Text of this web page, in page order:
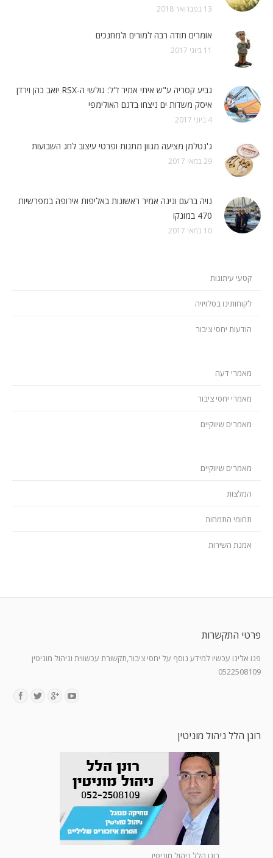
13 בפברואר 2018
אומרים תודה רבה למורים ולמחנכים
11 ביוני 2017
גביע קסריה ע"ש איתי אמיר ז"ל: גולשי ה-RSX יואב כהן וירדן
איסק משדות ים ניצחו בדגם האולימפי
4 ביוני 2017
ג'נטלמן מציעה מגוון מתנות ופרטי עיצוב לחג השבועות
29 במאי 2017
נויה ברעם ונינה אמיר ראשונות באליפות אירופה במפרשיות
470 במונקו
10 במאי 2017
קטעי עיתונות
לקוחותינו בטלויזיה
הודעות יחסי ציבור
מאמרי דעה
מאמרי יחסי ציבור
מאמרים שיווקיים
מאמרים שיווקיים
המלצות
תחומי התמחות
אמנת השירות
פרטי התקשרות
פנו אלינו עכשיו למידע נוסף על יחסי ציבור,תקשורת עכשווית וניהול מוניטין
0522508109
רונן הלל ניהול מוניטין
רונן הלל ניהול מוניטין